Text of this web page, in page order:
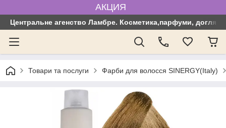
АКЦИЯ
Центральне агенство Ламбре. Косметика,парфуми, догляд
Товари та послуги Фарби для волосся SINERGY(Italy)